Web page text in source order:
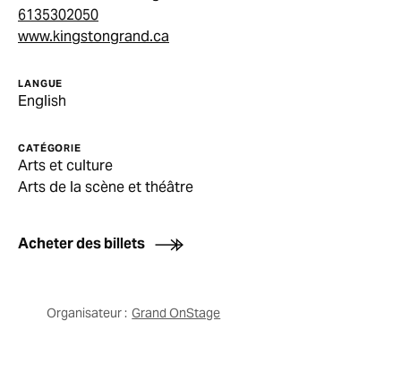
6135302050
www.kingstongrand.ca
LANGUE
English
CATÉGORIE
Arts et culture
Arts de la scène et théâtre
Acheter des billets
Organisateur : Grand OnStage